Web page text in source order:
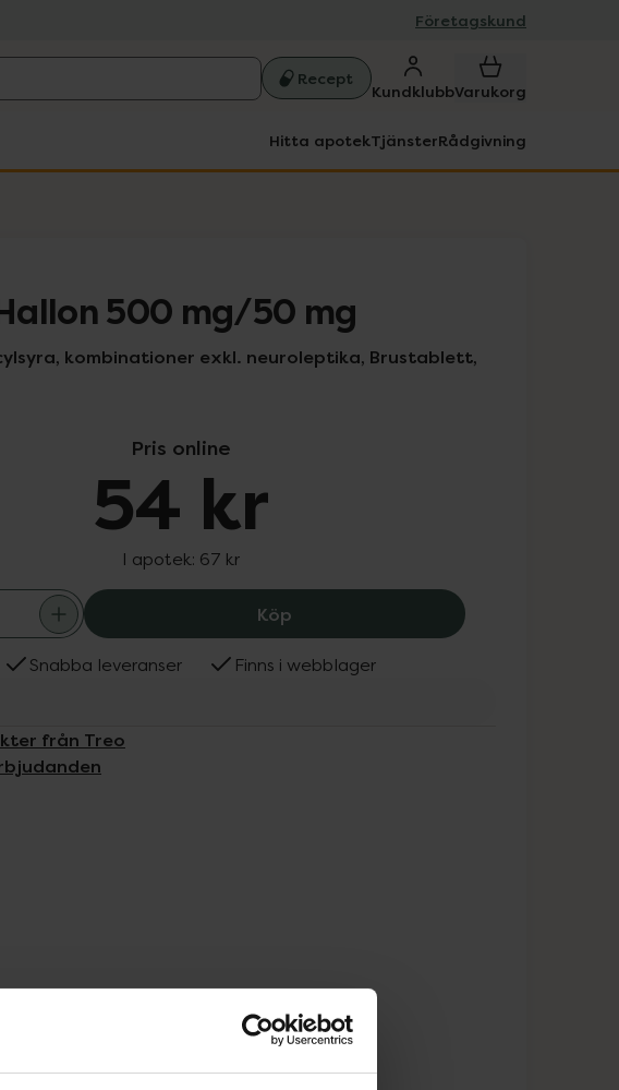
Företagskund
Recept
KundklubbVarukorg
Hitta apotekTjänsterRådgivning
500 mg/50 mg
kombinationer exkl. neuroleptika, Brustablett,
Pris online
54 kr
I apotek: 67 kr
Köp Treo Hallon 500 mg/50 mg, 54 kr.
Snabba leveranser Finns i webblager
från Treo